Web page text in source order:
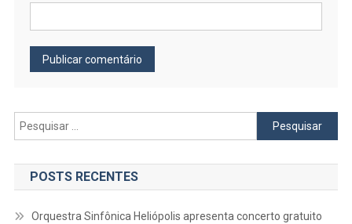
Pesquisar
por:
POSTS RECENTES
Orquestra Sinfônica Heliópolis apresenta concerto gratuito